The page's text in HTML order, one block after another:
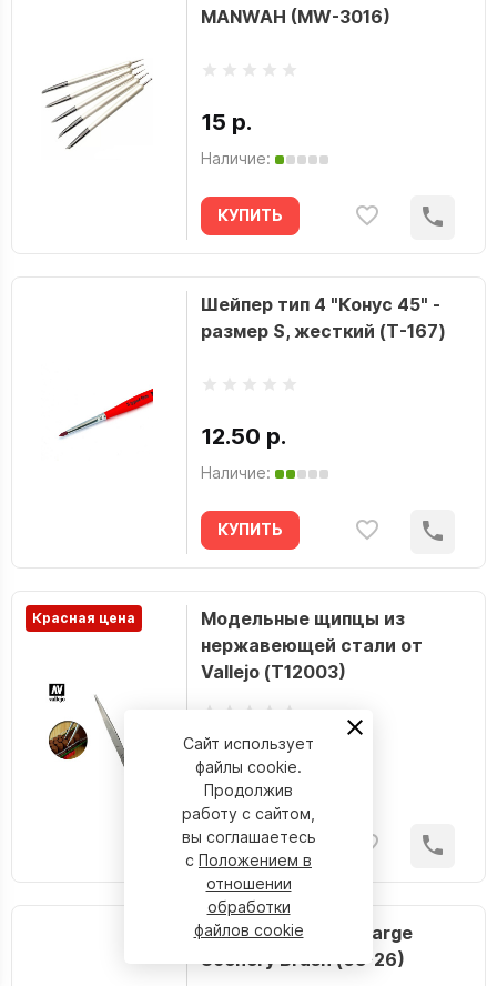
MANWAH (MW-3016)
15 р.
Наличие:
КУПИТЬ
Шейпер тип 4 "Конус 45" -
размер S, жесткий (T-167)
12.50 р.
Наличие:
КУПИТЬ
Красная цена
Модельные щипцы из
нержавеющей стали от
Vallejo (T12003)
28.80 р.
Наличие:
КУПИТЬ
Кисточка Citadel Large
Scenery Brush (63-26)
Сайт использует
файлы cookie.
Продолжив
работу с сайтом,
вы соглашаетесь
с Положением в
отношении
обработки
файлов cookie